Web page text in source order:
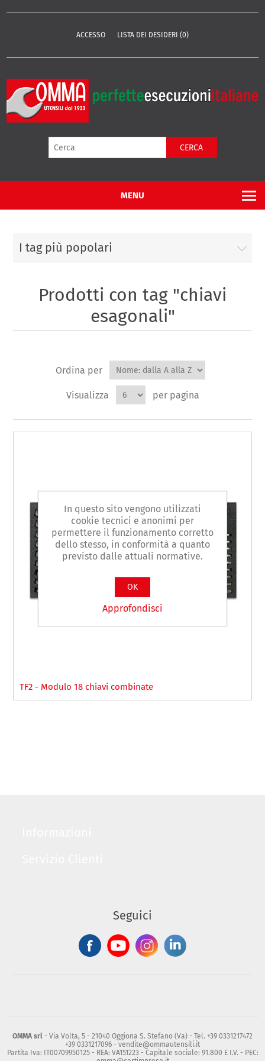
ACCESSO LISTA DEI DESIDERI (0)
CERCA
MENU
I tag più popolari
Prodotti con tag "chiavi
esagonali"
Ordina per
Visualizza per pagina
TF2 - Modulo 18 chiavi combinate
Seguici
OMMA srl - Via Volta, 5 - 21040 Oggiona S. Stefano (Va) - Tel. +39 0331217472
+39 0331217096 - vendite@ommautensili.it
Partita Iva: IT00709950125 - REA: VA151223 - Capitale sociale: 91.800 E I.V. - PEC:
In questo sito vengono utilizzati
cookie tecnici e anonimi per
permettere il funzionamento corretto
dello stesso, in conformità a quanto
previsto dalle attuali normative.
OK
Approfondisci